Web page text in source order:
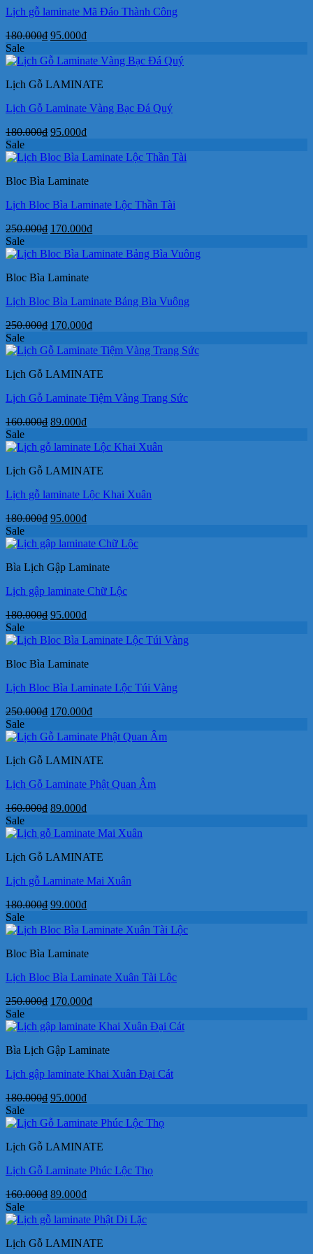
Lịch gỗ laminate Mã Đáo Thành Công
180.000₫ Giá
là:
95.000₫Giá
tại
95.000₫.
Sale
Lịch Gỗ LAMINATE
Lịch Gỗ Laminate Vàng Bạc Đá Quý
180.000₫ Giá
là:
95.000₫Giá
tại
95.000₫.
Sale
Bloc Bìa Laminate
Lịch Bloc Bìa Laminate Lộc Thần Tài
250.000₫ Giá
là:
170.000₫Giá
tại
Sale
Bloc Bìa Laminate
Lịch Bloc Bìa Laminate Bảng Bìa Vuông
250.000₫ Giá
là:
170.000₫Giá
tại
170.000₫.
Sale
Lịch Gỗ LAMINATE
Lịch Gỗ Laminate Tiệm Vàng Trang Sức
160.000₫ Giá
là:
89.000₫Giá
tại
89.000₫.
Sale
Lịch Gỗ LAMINATE
Lịch gỗ laminate Lộc Khai Xuân
180.000₫ Giá
là:
95.000₫Giá
tại
95.000₫.
Sale
Bìa Lịch Gập Laminate
Lịch gập laminate Chữ Lộc
180.000₫ Giá
là:
95.000₫Giá
tại
95.000₫.
Sale
Bloc Bìa Laminate
Lịch Bloc Bìa Laminate Lộc Túi Vàng
250.000₫ Giá
là:
170.000₫Giá
tại
170.000₫.
Sale
Lịch Gỗ LAMINATE
Lịch Gỗ Laminate Phật Quan Âm
160.000₫ Giá
là:
89.000₫Giá
tại
89.000₫.
Sale
Lịch Gỗ LAMINATE
Lịch gỗ Laminate Mai Xuân
180.000₫ Giá
là:
99.000₫Giá
tại
99.000₫.
Sale
Bloc Bìa Laminate
Lịch Bloc Bìa Laminate Xuân Tài Lộc
250.000₫ Giá
là:
170.000₫Giá
tại
170.000₫.
Sale
Bìa Lịch Gập Laminate
Lịch gập laminate Khai Xuân Đại Cát
180.000₫ Giá
là:
95.000₫Giá
tại
95.000₫.
Sale
Lịch Gỗ LAMINATE
Lịch Gỗ Laminate Phúc Lộc Thọ
160.000₫ Giá
là:
89.000₫Giá
tại
89.000₫.
Sale
Lịch Gỗ LAMINATE